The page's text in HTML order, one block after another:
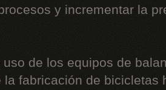
y incrementar la
de los equipos de
la fabricación de bicicletas